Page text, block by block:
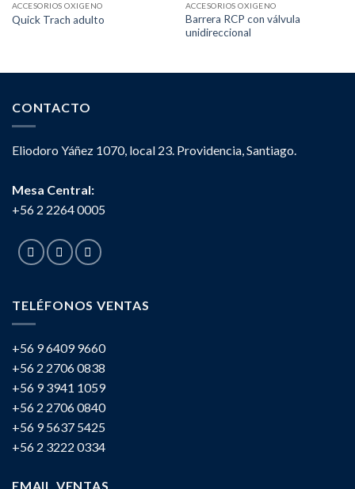
ACCESORIOS OXIGENO
Quick Trach adulto
ACCESORIOS OXIGENO
Barrera RCP con válvula
unidireccional
CONTACTO
Eliodoro Yáñez 1070, local 23. Providencia, Santiago.
Mesa Central:
+56 2 2264 0005
TELÉFONOS VENTAS
+56 9 6409 9660
+56 2 2706 0838
+56 9 3941 1059
+56 2 2706 0840
+56 9 5637 5425
+56 2 3222 0334
EMAIL VENTAS